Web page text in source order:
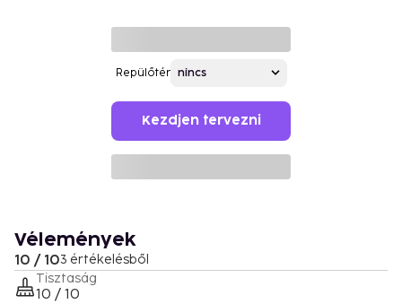
Repülőtér
Kezdjen tervezni
Vélemények
10 / 103 értékelésből
Tisztaság
10 / 10